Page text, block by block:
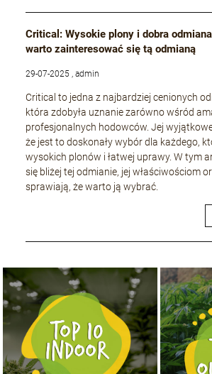
Critical: Wysokie plony i dobra
warto zainteresować się tą odmianą
29-07-2025 , admin
Critical to jedna z najbardziej cenionych
która zdobyła uznanie zarówno wśród
profesjonalnych hodowców. Jej
że jest to doskonały wybór dla każdego,
wysokich plonów i łatwej uprawy. W tym
się bliżej tej odmianie, jej właściwościom
sprawiają, że warto ją wybrać.
NASIONA MARIHUANY TOP 10 INDOOR
KUP TERAZ